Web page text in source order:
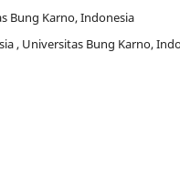
Bung Karno, Indonesia
, Universitas Bung Karno,